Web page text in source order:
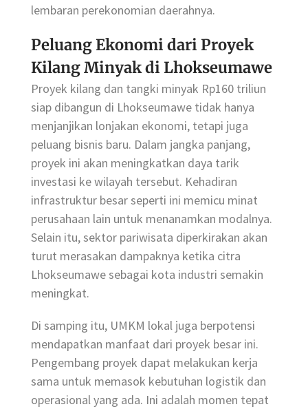
lembaran perekonomian daerahnya.
Peluang Ekonomi dari Proyek
Kilang Minyak di Lhokseumawe
Proyek kilang dan tangki minyak Rp160 triliun
siap dibangun di Lhokseumawe tidak hanya
menjanjikan lonjakan ekonomi, tetapi juga
peluang bisnis baru. Dalam jangka panjang,
proyek ini akan meningkatkan daya tarik
investasi ke wilayah tersebut. Kehadiran
infrastruktur besar seperti ini memicu minat
perusahaan lain untuk menanamkan modalnya.
Selain itu, sektor pariwisata diperkirakan akan
turut merasakan dampaknya ketika citra
Lhokseumawe sebagai kota industri semakin
meningkat.
Di samping itu, UMKM lokal juga berpotensi
mendapatkan manfaat dari proyek besar ini.
Pengembang proyek dapat melakukan kerja
sama untuk memasok kebutuhan logistik dan
operasional yang ada. Ini adalah momen tepat